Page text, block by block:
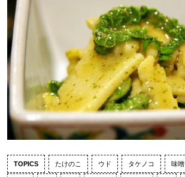
TOPICS たけのこ ウド タケノコ 味噌